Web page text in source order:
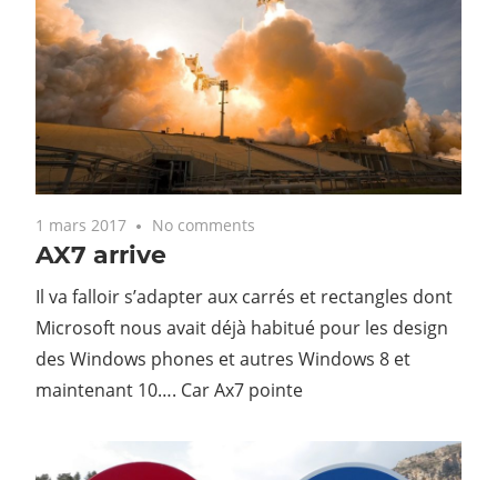
1 mars 2017 No comments
AX7 arrive
Il va falloir s’adapter aux carrés et rectangles dont
Microsoft nous avait déjà habitué pour les design
des Windows phones et autres Windows 8 et
maintenant 10…. Car Ax7 pointe